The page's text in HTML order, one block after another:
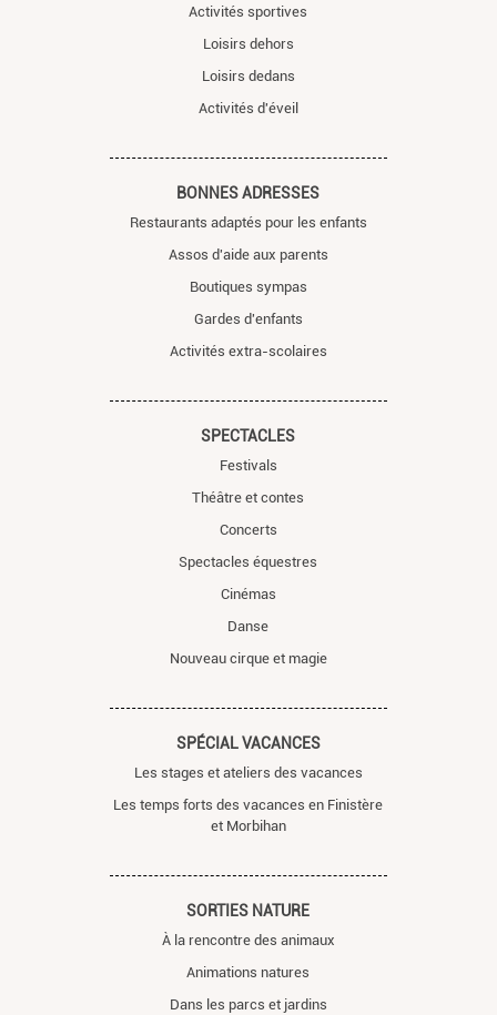
Activités sportives
Loisirs dehors
Loisirs dedans
Activités d'éveil
BONNES ADRESSES
Restaurants adaptés pour les enfants
Assos d'aide aux parents
Boutiques sympas
Gardes d'enfants
Activités extra-scolaires
SPECTACLES
Festivals
Théâtre et contes
Concerts
Spectacles équestres
Cinémas
Danse
Nouveau cirque et magie
SPÉCIAL VACANCES
Les stages et ateliers des vacances
Les temps forts des vacances en Finistère
et Morbihan
SORTIES NATURE
À la rencontre des animaux
Animations natures
Dans les parcs et jardins